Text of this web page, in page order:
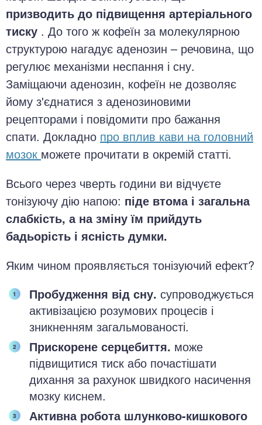
призводить до підвищення артеріального
тиску . До того ж кофеїн за молекулярною
структурою нагадує аденозин – речовина, що
регулює механізми неспання і сну.
Заміщаючи аденозин, кофеїн не дозволяє
йому з'єднатися з аденозиновими
рецепторами і повідомити про бажання
спати. Докладно про вплив кави на головний
мозок можете прочитати в окремій статті.
Всього через чверть години ви відчуєте
тонізуючу дію напою: піде втома і загальна
слабкість, а на зміну їм прийдуть
бадьорість і ясність думки.
Яким чином проявляється тонізуючий ефект?
Пробудження від сну. супроводжується
активізацією розумових процесів і
зникненням загальмованості.
Прискорене серцебиття. може
підвищитися тиск або почастішати
дихання за рахунок швидкого насичення
мозку киснем.
Активна робота шлунково-кишкового